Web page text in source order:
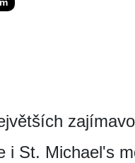
i St. Michael's